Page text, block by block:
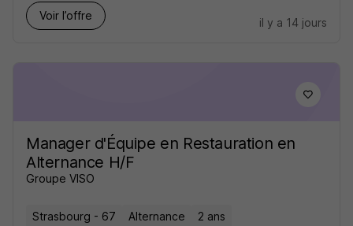
Voir l’offre
il y a 14 jours
Manager d'Équipe en Restauration en
Alternance H/F
Groupe VISO
Strasbourg - 67 Alternance 2 ans